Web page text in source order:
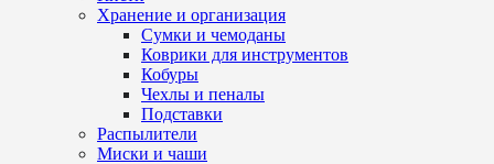
Хранение и организация
Сумки и чемоданы
Коврики для инструментов
Кобуры
Чехлы и пеналы
Подставки
Распылители
Миски и чаши